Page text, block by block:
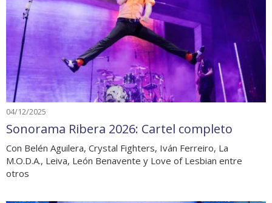
04/12/2025
Sonorama Ribera 2026: Cartel completo
Con Belén Aguilera, Crystal Fighters, Iván Ferreiro, La
M.O.D.A., Leiva, León Benavente y Love of Lesbian entre
otros